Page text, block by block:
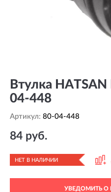
Втулка HATSAN
04-448
Артикул: 80-04-448
84 руб.
НЕТ В НАЛИЧИИ
УВЕДОМИТЬ О